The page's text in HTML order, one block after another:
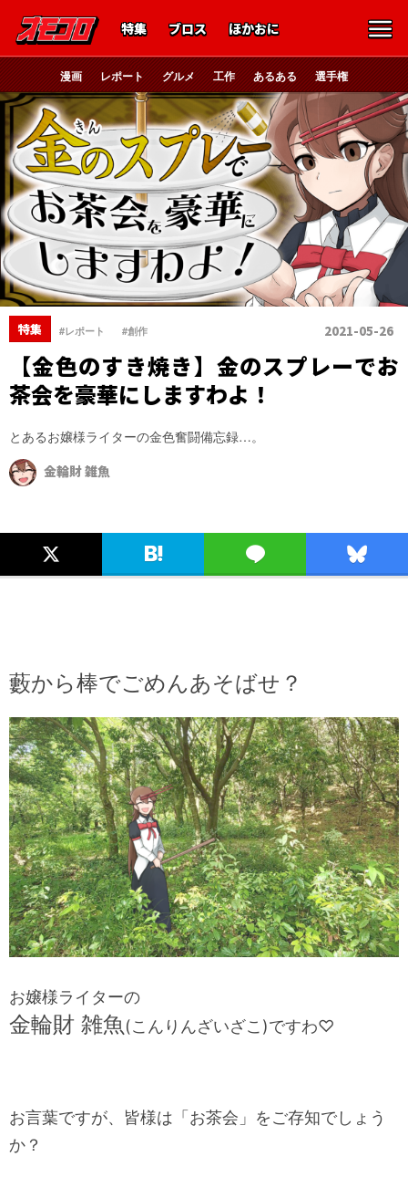
特集 ブロス ほかおに
漫画 レポート グルメ 工作 あるある 選手権
特集 #レポート #創作 2021-05-26
【金色のすき焼き】金のスプレーでお
茶会を豪華にしますわよ！
とあるお嬢様ライターの金色奮闘備忘録…。
金輪財 雑魚
藪から棒でごめんあそばせ？
お嬢様ライターの
金輪財 雑魚 (こんりんざいざこ)ですわ♡
お言葉ですが、皆様は「お茶会」をご存知でしょう
か？